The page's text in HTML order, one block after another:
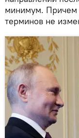
минимум. Причем
терминов не